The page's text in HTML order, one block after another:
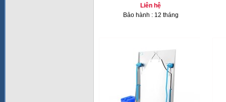
Liên hệ
Bảo hành : 12 tháng